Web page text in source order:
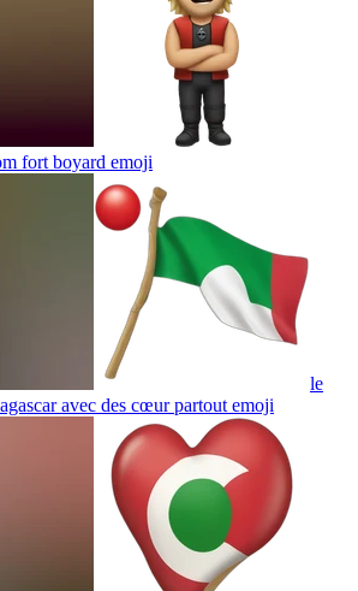
fort boyard emoji
le
avec des cœur partout emoji